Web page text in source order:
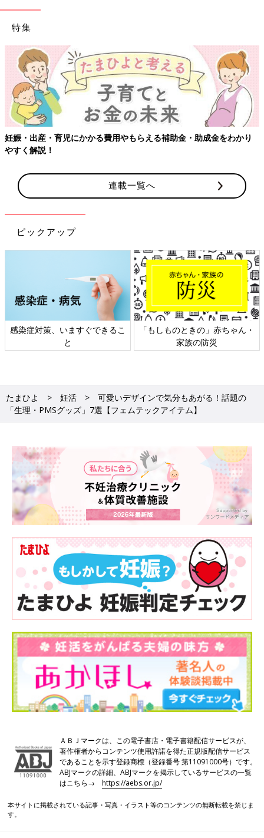
特集
妊娠・出産・育児にかかる費用やもらえる補助金・助成金をわかり
やすく解説！
連載一覧へ
ピックアップ
感染症対策、いますぐできるこ
と
「もしものときの」赤ちゃん・
家族の防災
たまひよ 妊活
可愛いデザインで気分もあがる！話題の
「生理・PMSグッズ」7選【フェムテックアイテム】
ＡＢＪマークは、この電子書店・電子書籍配信サービスが、
著作権者からコンテンツ使用許諾を得た正規版配信サービス
であることを示す登録商標（登録番号 第11091000号）です。
ABJマークの詳細、ABJマークを掲示しているサービスの一覧
はこちら→https://aebs.or.jp/
本サイトに掲載されている記事・写真・イラスト等のコンテンツの無断転載を禁じま
す。